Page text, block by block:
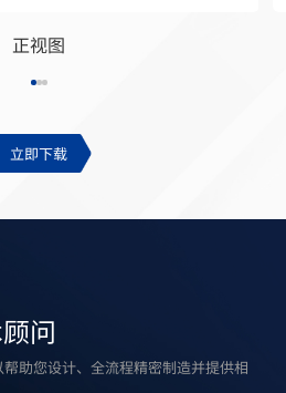
正视图
立即下载
问
助您设计、全流程精密制造并提供相